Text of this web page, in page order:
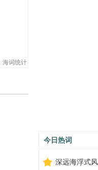
海词统计
今日热词